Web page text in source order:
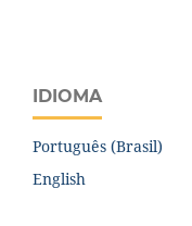
IDIOMA
Português (Brasil)
English